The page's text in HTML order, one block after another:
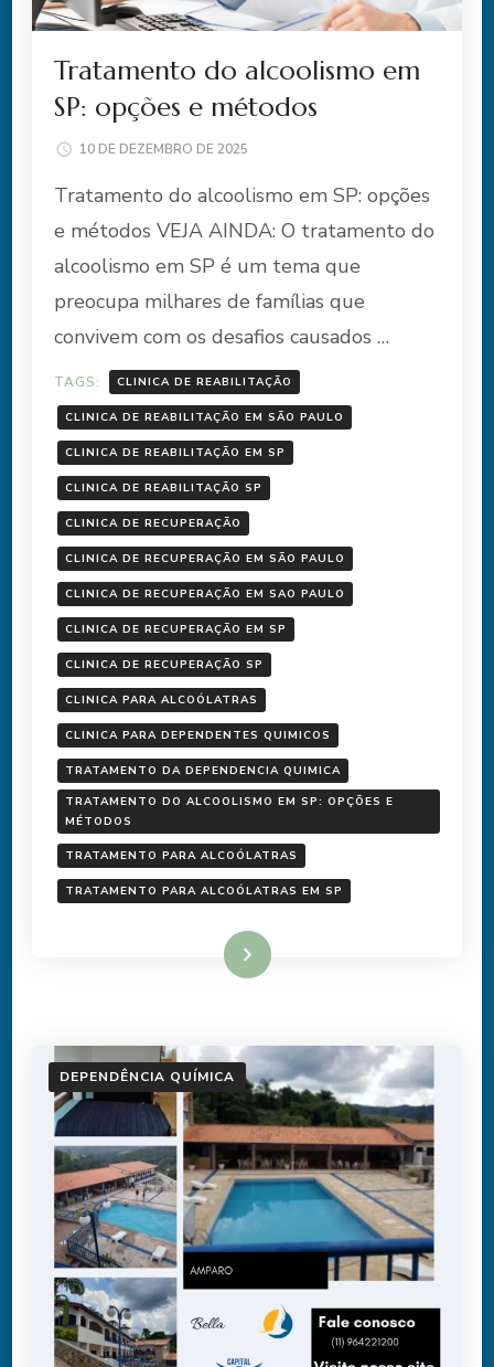
Tratamento do alcoolismo em
SP: opções e métodos
10 DE DEZEMBRO DE 2025
Tratamento do alcoolismo em SP: opções
e métodos VEJA AINDA: O tratamento do
alcoolismo em SP é um tema que
preocupa milhares de famílias que
convivem com os desafios causados …
TAGS: CLINICA DE REABILITAÇÃO
CLINICA DE REABILITAÇÃO EM SÃO PAULO
CLINICA DE REABILITAÇÃO EM SP
CLINICA DE REABILITAÇÃO SP
CLINICA DE RECUPERAÇÃO
CLINICA DE RECUPERAÇÃO EM SÃO PAULO
CLINICA DE RECUPERAÇÃO EM SAO PAULO
CLINICA DE RECUPERAÇÃO EM SP
CLINICA DE RECUPERAÇÃO SP
CLINICA PARA ALCOÓLATRAS
CLINICA PARA DEPENDENTES QUIMICOS
TRATAMENTO DA DEPENDENCIA QUIMICA
TRATAMENTO DO ALCOOLISMO EM SP: OPÇÕES E
MÉTODOS
TRATAMENTO PARA ALCOÓLATRAS
TRATAMENTO PARA ALCOÓLATRAS EM SP
Ler mais
DEPENDÊNCIA QUÍMICA